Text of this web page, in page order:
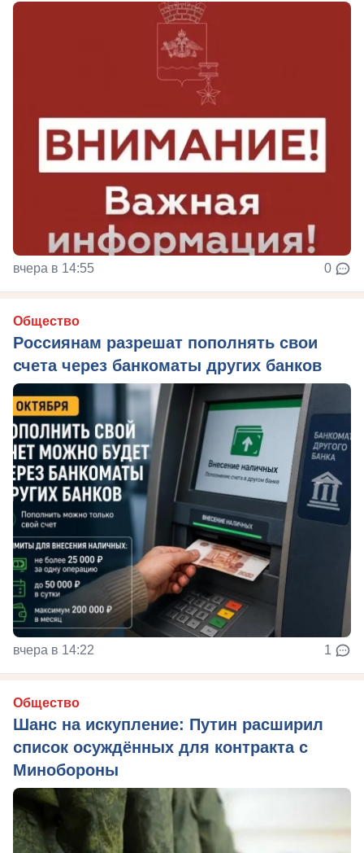
вчера в 14:55 0
Общество
Россиянам разрешат пополнять свои
счета через банкоматы других банков
вчера в 14:22 1
Общество
Шанс на искупление: Путин расширил
список осуждённых для контракта с
Минобороны